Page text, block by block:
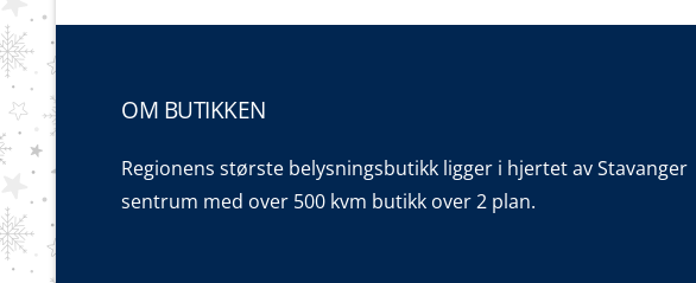
OM BUTIKKEN
Regionens største belysningsbutikk ligger i hjertet av Stavanger
sentrum med over 500 kvm butikk over 2 plan.